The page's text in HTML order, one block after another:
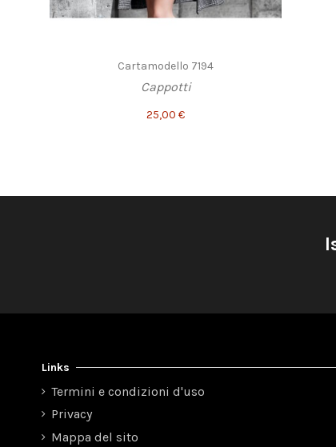
Cartamodello 7194
Cappotti
25,00 €
Links
Termini e condizioni d'uso
Privacy
Mappa del sito